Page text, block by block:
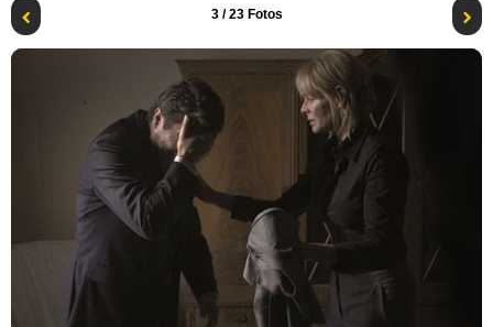
3/ 23 Fotos